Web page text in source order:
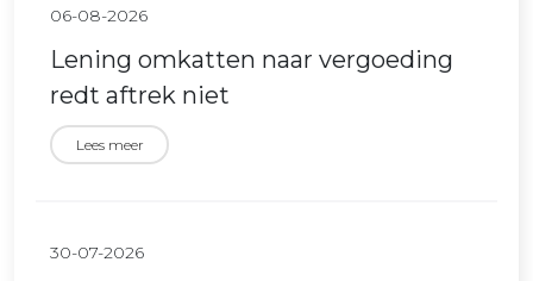
06-08-2026
Lening omkatten naar vergoeding
redt aftrek niet
Lees meer
30-07-2026